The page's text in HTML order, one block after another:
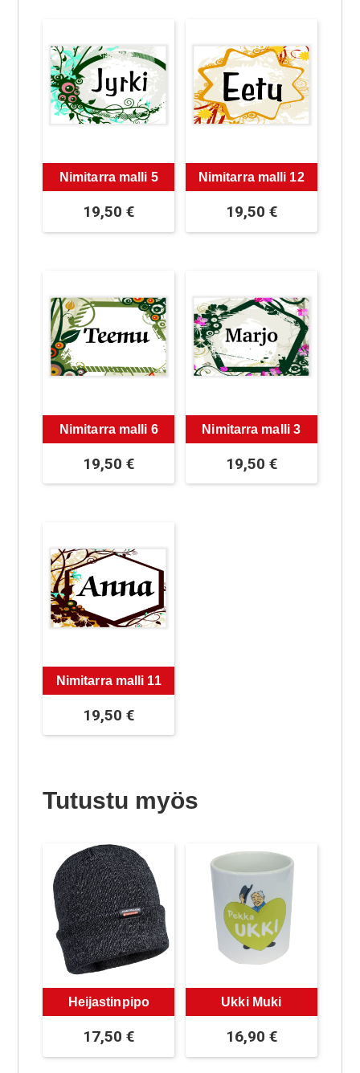
Nimitarra malli 5
19,50€
Nimitarra malli 12
19,50 €
Nimitarra malli 6
19,50€
Nimitarra malli 3
19,50 €
Nimitarra malli 11
19,50€
Tutustu myös
Heijastinpipo
17,50€
Ukki Muki
16,90 €